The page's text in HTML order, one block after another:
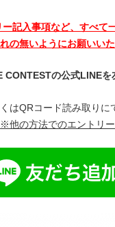
記入事項など、すべて
の無いようにお願いい
の公式LINEを
はQRコード読み取りに
※他の方法でのエントリ